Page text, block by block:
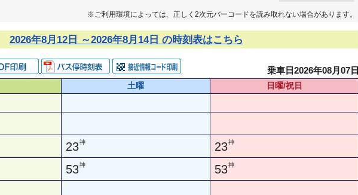
※ご利用環境によっては、正しく2次元バーコードを読み取れない場合があります。
2026年8月12日 ～2026年8月14日 の時刻表はこちら
乗車日2026年08月07日
土曜
日曜/祝日
23神 23神
53神 53神